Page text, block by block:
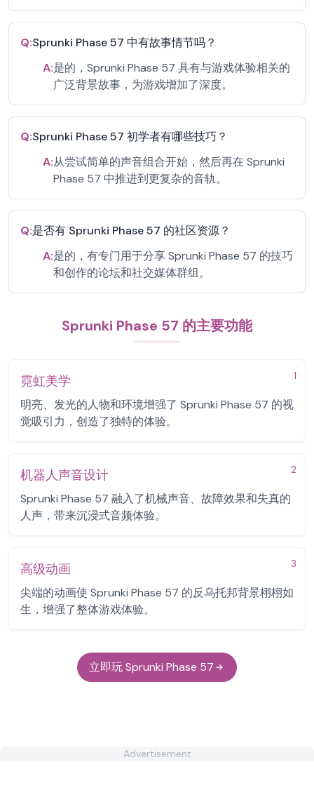
Q:Sprunki Phase 57 中有故事情节吗？
A:是的，Sprunki Phase 57 具有与游戏体验相关的
广泛背景故事，为游戏增加了深度。
Q:Sprunki Phase 57 初学者有哪些技巧？
A:从尝试简单的声音组合开始，然后再在 Sprunki
Phase 57 中推进到更复杂的音轨。
Q:是否有 Sprunki Phase 57 的社区资源？
A:是的，有专门用于分享 Sprunki Phase 57 的技巧
和创作的论坛和社交媒体群组。
Sprunki Phase 57 的主要功能
1
霓虹美学
明亮、发光的人物和环境增强了 Sprunki Phase 57 的视
觉吸引力，创造了独特的体验。
2
机器人声音设计
Sprunki Phase 57 融入了机械声音、故障效果和失真的
人声，带来沉浸式音频体验。
3
高级动画
尖端的动画使 Sprunki Phase 57 的反乌托邦背景栩栩如
生，增强了整体游戏体验。
立即玩 Sprunki Phase 57
Advertisement